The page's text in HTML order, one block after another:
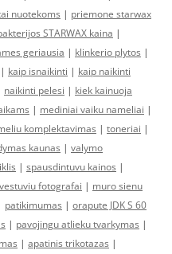
nuotekoms | priemone starwax
STARWAX kaina |
geriausia | klinkerio plytos |
| kaip isnaikinti | kaip naikinti
naikinti pelesi | kiek kainuoja
| mediniai vaiku nameliai |
komplektavimas | toneriai |
kaunas | valymo
| spausdintuvu kainos |
vestuviu fotografai | muro sienu
patikimumas | orapute JDK S 60
| pavojingu atlieku tvarkymas |
| apatinis trikotazas |